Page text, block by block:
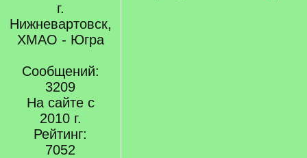
г.
Нижневартовск,
ХМАО - Югра
Сообщений:
3209
На сайте с
2010 г.
Рейтинг:
7052